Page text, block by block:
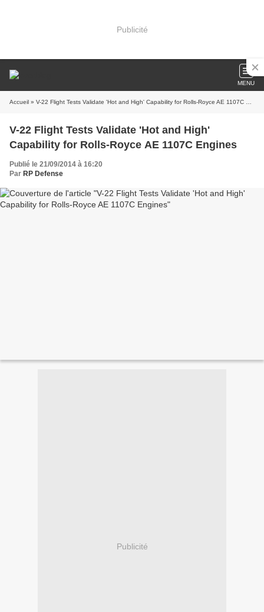
Publicité
MENU
Accueil » V-22 Flight Tests Validate 'Hot and High' Capability for Rolls-Royce AE 1107C Engines
V-22 Flight Tests Validate 'Hot and High'
Capability for Rolls-Royce AE 1107C Engines
Publié le 21/09/2014 à 16:20
Par RP Defense
Publicité